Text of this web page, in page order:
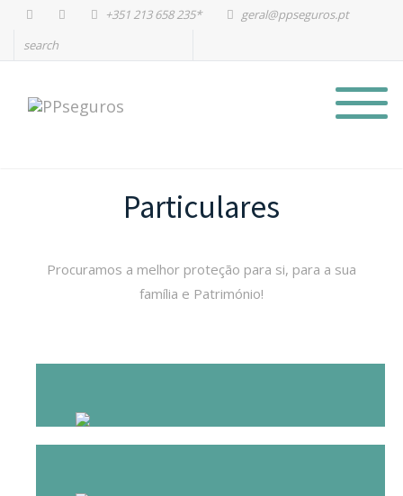
+351 213 658 235* geral@ppseguros.pt
Particulares
Procuramos a melhor proteção para si, para a sua
família e Património!